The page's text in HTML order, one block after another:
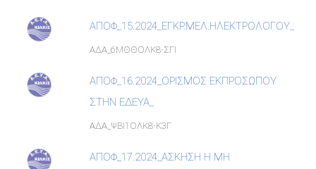
ΑΠΟΦ_15.2024_ΕΓΚΡ.ΜΕΛ.ΗΛΕΚΤΡΟΛΟΓΟΥ_
ΑΔΑ_6ΜΘΘΟΛΚ8-ΣΓΙ
ΑΠΟΦ_16.2024_ΟΡΙΣΜΟΣ ΕΚΠΡΟΣΩΠΟΥ
ΣΤΗΝ ΕΔΕΥΑ_
ΑΔΑ_ΨΒΙ1ΟΛΚ8-Κ3Γ
ΑΠΟΦ_17.2024_ΑΣΚΗΣΗ Η ΜΗ